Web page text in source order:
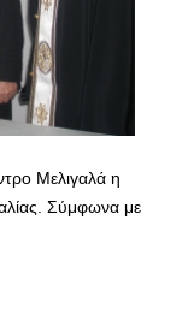
Μελιγαλά η
Σύμφωνα με